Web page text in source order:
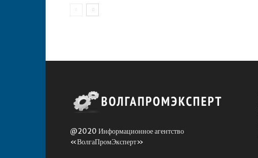
@2020 Информационное агентство
«ВолгаПромЭксперт»